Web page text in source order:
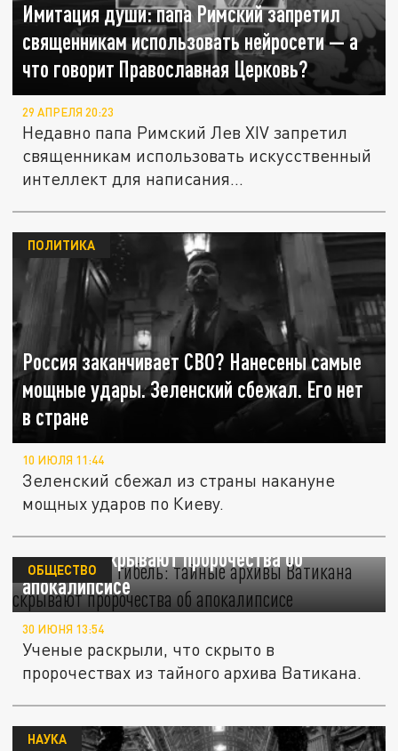
Имитация души: папа Римский запретил
священникам использовать нейросети — а
что говорит Православная Церковь?
29 АПРЕЛЯ 20:23
Недавно папа Римский Лев XIV запретил
священникам использовать искусственный
интеллект для написания...
Россия заканчивает СВО? Нанесены самые
мощные удары. Зеленский сбежал. Его нет
в стране
ПОЛИТИКА
10 ИЮЛЯ 11:44
Зеленский сбежал из страны накануне
мощных ударов по Киеву.
Миру грозит гибель: тайные архивы
Ватикана скрывают пророчества об
апокалипсисе
ОБЩЕСТВО
30 ИЮНЯ 13:54
Ученые раскрыли, что скрыто в
пророчествах из тайного архива Ватикана.
НАУКА